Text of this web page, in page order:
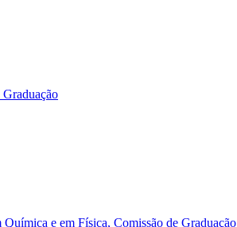
e em Física, Comissão de Graduação